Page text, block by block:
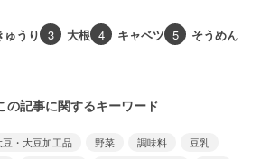
ゅうり 3 大根 4 キャベツ 5 そうめん
の記事に関するキーワード
豆・大豆加工品 野菜 調味料
豆乳